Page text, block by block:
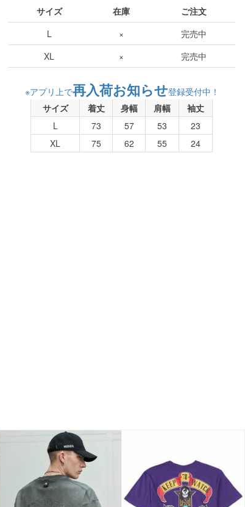
サイズ 在庫
ご注文
L
×
完売中
XL
× 完売中
※アプリ上で再入荷お知らせ登録受付中！
サイズ
着丈 身幅 肩幅
袖丈
L
73 57 53
23
XL
75 62 55 24